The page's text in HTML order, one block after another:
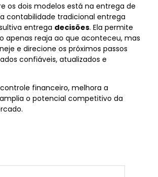
os dois modelos está na entrega de
contabilidade tradicional entrega
entrega decisões. Ela permite
apenas reaja ao que aconteceu, mas
e direcione os próximos passos
confiáveis, atualizados e
financeiro, melhora a
o potencial competitivo da